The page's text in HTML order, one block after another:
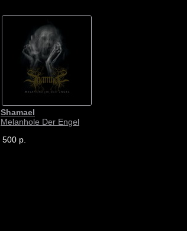
Shamael
Melanhole Der Engel
500 р.